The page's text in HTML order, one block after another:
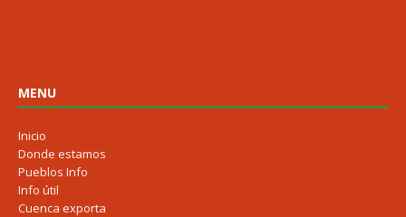
MENU
Inicio
Donde estamos
Pueblos Info
Info útil
Cuenca exporta